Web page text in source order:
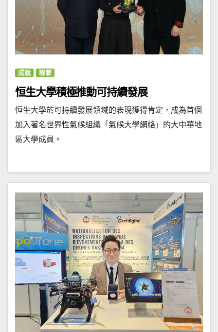
成就 聯繫
恒生大學積極推動可持續發展
恒生大學於可持續發展領域的表現獲得肯定，成為首個
加入著名世界性氣候組織「氣候大學網絡」的大中華地
區大學成員。